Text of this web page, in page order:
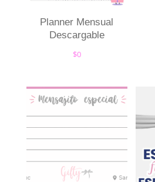
Planner Mensual
Descargable
$0